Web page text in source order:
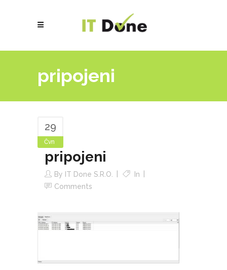
pripojeni
29
Čvn
pripojeni
By IT Done S.r.o.
In
Comments